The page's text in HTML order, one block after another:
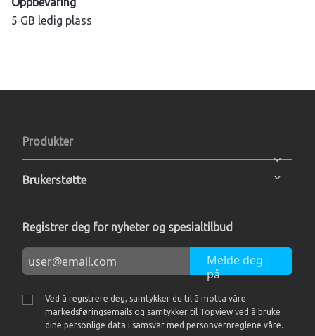
5 GB ledig plass
Produkter
Brukerstøtte
Registrer deg for nyheter og spesialtilbud
Melde deg
på
Ved å registrere deg, samtykker du til å motta våre
markedsføringsemails og samtykker til Topview ved å bruke
dine personlige data i samsvar med personvernreglene våre.